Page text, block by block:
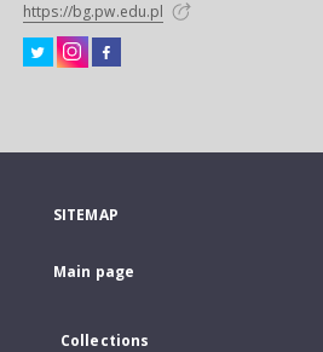
https://bg.pw.edu.pl
SITEMAP
Main page
Collections